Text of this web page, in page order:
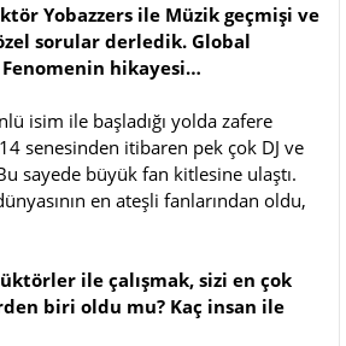
Yobazzers ile Müzik geçmişi ve
sorular derledik. Global
hikayesi…
isim ile başladığı yolda zafere
senesinden itibaren pek çok DJ ve
sayede büyük fan kitlesine ulaştı.
en ateşli fanlarından oldu,
ile çalışmak, sizi en çok
biri oldu mu? Kaç insan ile